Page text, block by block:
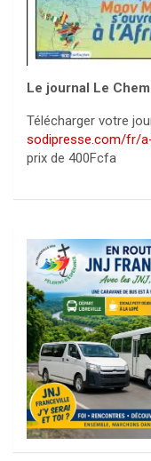
Le journal Le
Télécharger votre
sodipresse.com/fr/
prix de 400Fcfa